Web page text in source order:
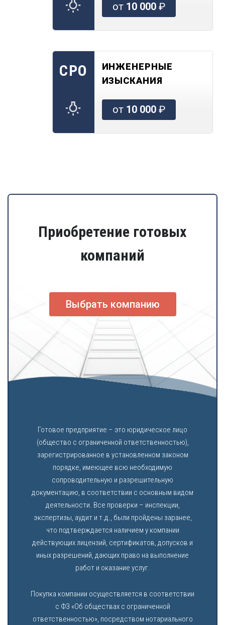
от 10 000₽
СРО
ИНЖЕНЕРНЫЕ
ИЗЫСКАНИЯ
от 10 000₽
Приобретение готовых
компаний
Выбрать компанию
Готовое предприятие – это юридическое лицо
(общество с ограниченной ответственностью),
зарегистрированное в установленном законом
порядке, имеющее всю необходимую
сопроводительную и разрешительную
документацию, в соответствии с основным видом
деятельности. Все проверки – инспекции,
экспертизы, аудит и т.д., были пройдены заранее,
что подтверждается наличием у компании
действующих лицензий, сертификатов, допусков и
иных разрешений, дающих право на выполнение
работ и оказание услуг.
Покупка компании осуществляется в соответствии
с ФЗ «Об обществах с ограниченной
ответственностью», посредством нотариального